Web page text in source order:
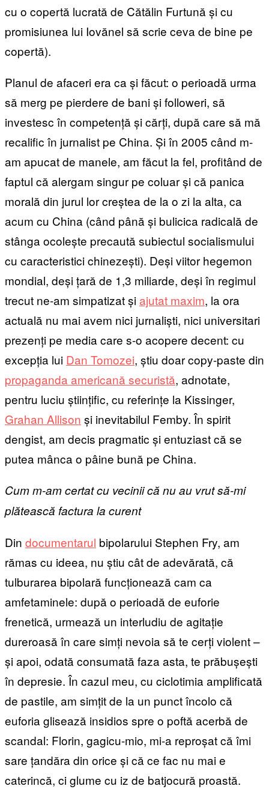
cu o copertă lucrată de Cătălin Furtună și cu
promisiunea lui Iovănel să scrie ceva de bine pe
copertă).
Planul de afaceri era ca și făcut: o perioadă urma
să merg pe pierdere de bani și followeri, să
investesc în competență și cărți, după care să mă
recalific în jurnalist pe China. Și în 2005 când m-
am apucat de manele, am făcut la fel, profitând de
faptul că alergam singur pe coluar și că panica
morală din jurul lor creștea de la o zi la alta, ca
acum cu China (când până și bulicica radicală de
stânga ocolește precaută subiectul socialismului
cu caracteristici chinezești). Deși viitor hegemon
mondial, deși țară de 1,3 miliarde, deși în regimul
trecut ne-am simpatizat șiajutat maxim, la ora
actuală nu mai avem nici jurnaliști, nici universitari
prezenți pe media care s-o acopere decent: cu
excepția lui Dan Tomozei, știu doar copy-paste din
propaganda americană securistă, adnotate,
pentru luciu științific, cu referințe la Kissinger,
Grahan Allison și inevitabilul Femby. În spirit
dengist, am decis pragmatic și entuziast că se
putea mânca o pâine bună pe China.
Cum m-am certat cu vecinii că nu au vrut să-mi
plătească factura la curent
Din documentarul bipolarului Stephen Fry, am
rămas cu ideea, nu știu cât de adevărată, că
tulburarea bipolară funcționează cam ca
amfetaminele: după o perioadă de euforie
frenetică, urmează un interludiu de agitație
dureroasă în care simți nevoia să te cerți violent –
și apoi, odată consumată faza asta, te prăbușești
în depresie. În cazul meu, cu ciclotimia amplificată
de pastile, am simțit de la un punct încolo că
euforia glisează insidios spre o poftă acerbă de
scandal: Florin, gagicu-mio, mi-a reproșat că îmi
sare țandăra din orice și că ce fac nu mai e
caterincă, ci glume cu iz de batjocură proastă.